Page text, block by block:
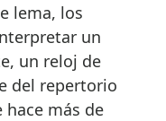
lema, los
un
un reloj de
del repertorio
más de